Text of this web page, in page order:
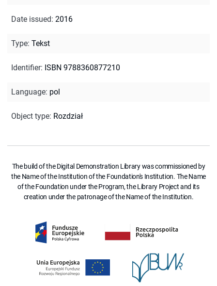
Date issued: 2016
Type: Tekst
Identifier: ISBN 9788360877210
Language: pol
Object type: Rozdział
The build of the Digital Demonstration Library was commissioned by
the Name of the Institution of the Foundation's Institution. The Name
of the Foundation under the Program, the Library Project and its
creation under the patronage of the Name of the Institution.